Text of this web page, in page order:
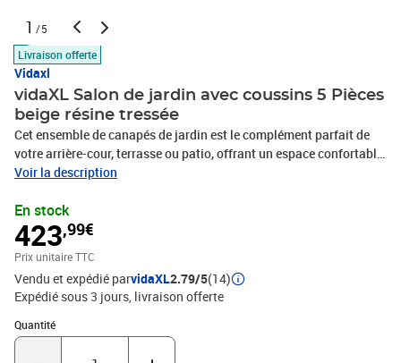
1 /5
Livraison offerte
Vidaxl
vidaXL Salon de jardin avec coussins 5 Pièces
beige résine tressée
Cet ensemble de canapés de jardin est le complément parfait de
votre arrière-cour, terrasse ou patio, offrant un espace confortable
et accueillant pour discuter avec la famille et les amis ou
la résine tressée, également connue sous le nom de poly rotin, est
un matériau synthétique solide et nécessitant peu d'entretien qui
ressemble au rotin naturel. Il est léger, facile à nettoyer et
couramment utilisé pour les meubles d'extérieur en raison de sa
durabilité et de ses propriétés de résistance aux
intempéries.Fonction de rangement avec sac résistant à l'eau :
chaque siège de jardin dispose d'un espace de rangement sous
l'assise, complété par un sac résistant à l'eau pour ranger les
Voir la description
En stock
423,99€
Prix unitaire TTC
Vendu et expédié parvidaXL2.79/5(14)
Expédié sous 3 jours livraison offerte
Quantité
Quantité : 1